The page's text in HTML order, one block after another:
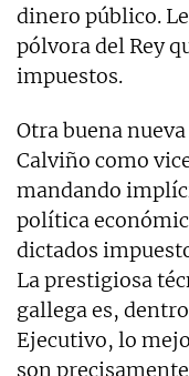
dinero público.
pólvora del Rey
impuestos.
Otra buena
Calviño como
mandando
política
dictados
La prestigiosa
gallega es,
Ejecutivo, lo
son